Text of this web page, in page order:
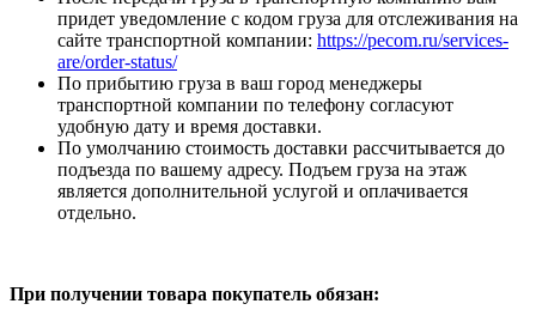
придет уведомление с кодом груза для отслеживания на
сайте транспортной компании: https://pecom.ru/services-
are/order-status/
По прибытию груза в ваш город менеджеры
транспортной компании по телефону согласуют
удобную дату и время доставки.
По умолчанию стоимость доставки рассчитывается до
подъезда по вашему адресу. Подъем груза на этаж
является дополнительной услугой и оплачивается
отдельно.
При получении товара покупатель обязан: